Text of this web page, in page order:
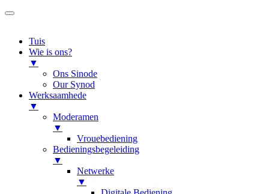
Tuis
Wie is ons?
▼
Ons Sinode
Our Synod
Werksaamhede
▼
Moderamen
▼
Vrouebediening
Bedieningsbegeleiding
▼
Netwerke
▼